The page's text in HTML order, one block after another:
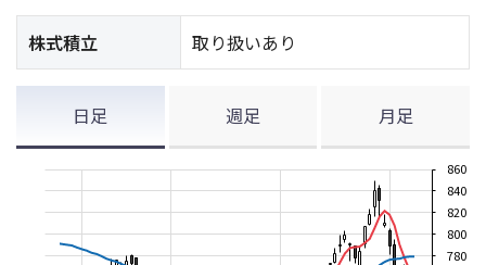
株式積立 取り扱いあり
日足 週足 月足
780
800
820
840
860